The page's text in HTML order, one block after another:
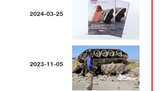
2024-03-25
2023-11-05